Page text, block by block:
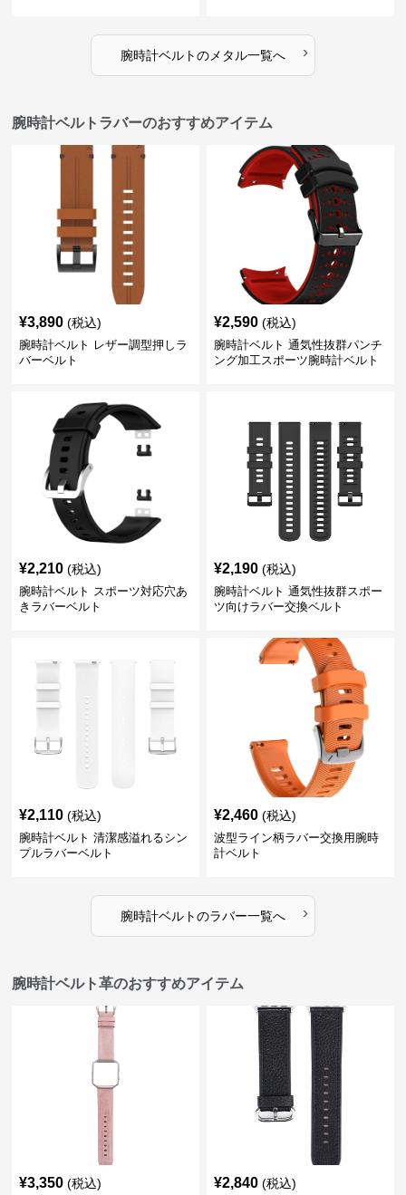
腕時計ベルトのメタル一覧へ ›
腕時計ベルトラバーのおすすめアイテム
¥3,890 (税込)
腕時計ベルト レザー調型押しラ
バーベルト
¥2,590 (税込)
腕時計ベルト 通気性抜群パンチ
ング加工スポーツ腕時計ベルト
¥2,210 (税込)
腕時計ベルト スポーツ対応穴あ
きラバーベルト
¥2,190 (税込)
腕時計ベルト 通気性抜群スポー
ツ向けラバー交換ベルト
¥2,110 (税込)
腕時計ベルト 清潔感溢れるシン
プルラバーベルト
¥2,460 (税込)
波型ライン柄ラバー交換用腕時
計ベルト
腕時計ベルトのラバー一覧へ ›
腕時計ベルト革のおすすめアイテム
¥3,350 (税込) ¥2,840 (税込)